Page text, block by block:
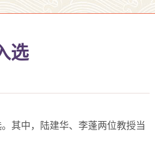
选
其中，陆建华、李蓬两位教授当